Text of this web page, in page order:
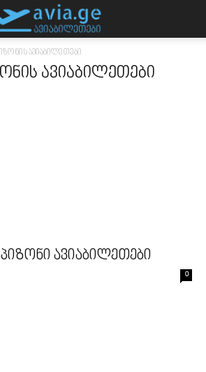
ავიაბილეთები
ავიაბილეთები
ავიაბილეთები
0